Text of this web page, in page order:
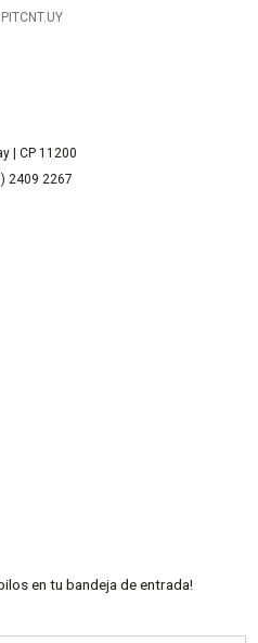
| CP 11200
2409 2267
en tu bandeja de entrada!